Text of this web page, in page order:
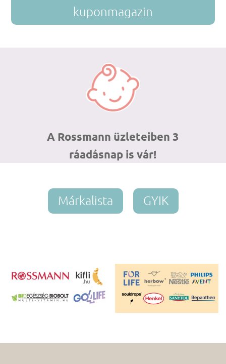
kuponmagazin
A Rossmann üzleteiben 3
ráadásnap is vár!
Márkalista GYIK